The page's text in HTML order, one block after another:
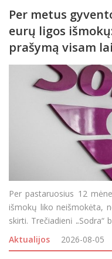
Per metus
eurų ligos
prašymą visam
Per pastaruosius 12
išmokų liko neišmokėta,
skirti. Trečiadienį „Sodra“
asmenines paskyras ir
Aktualijos 2026-08-05